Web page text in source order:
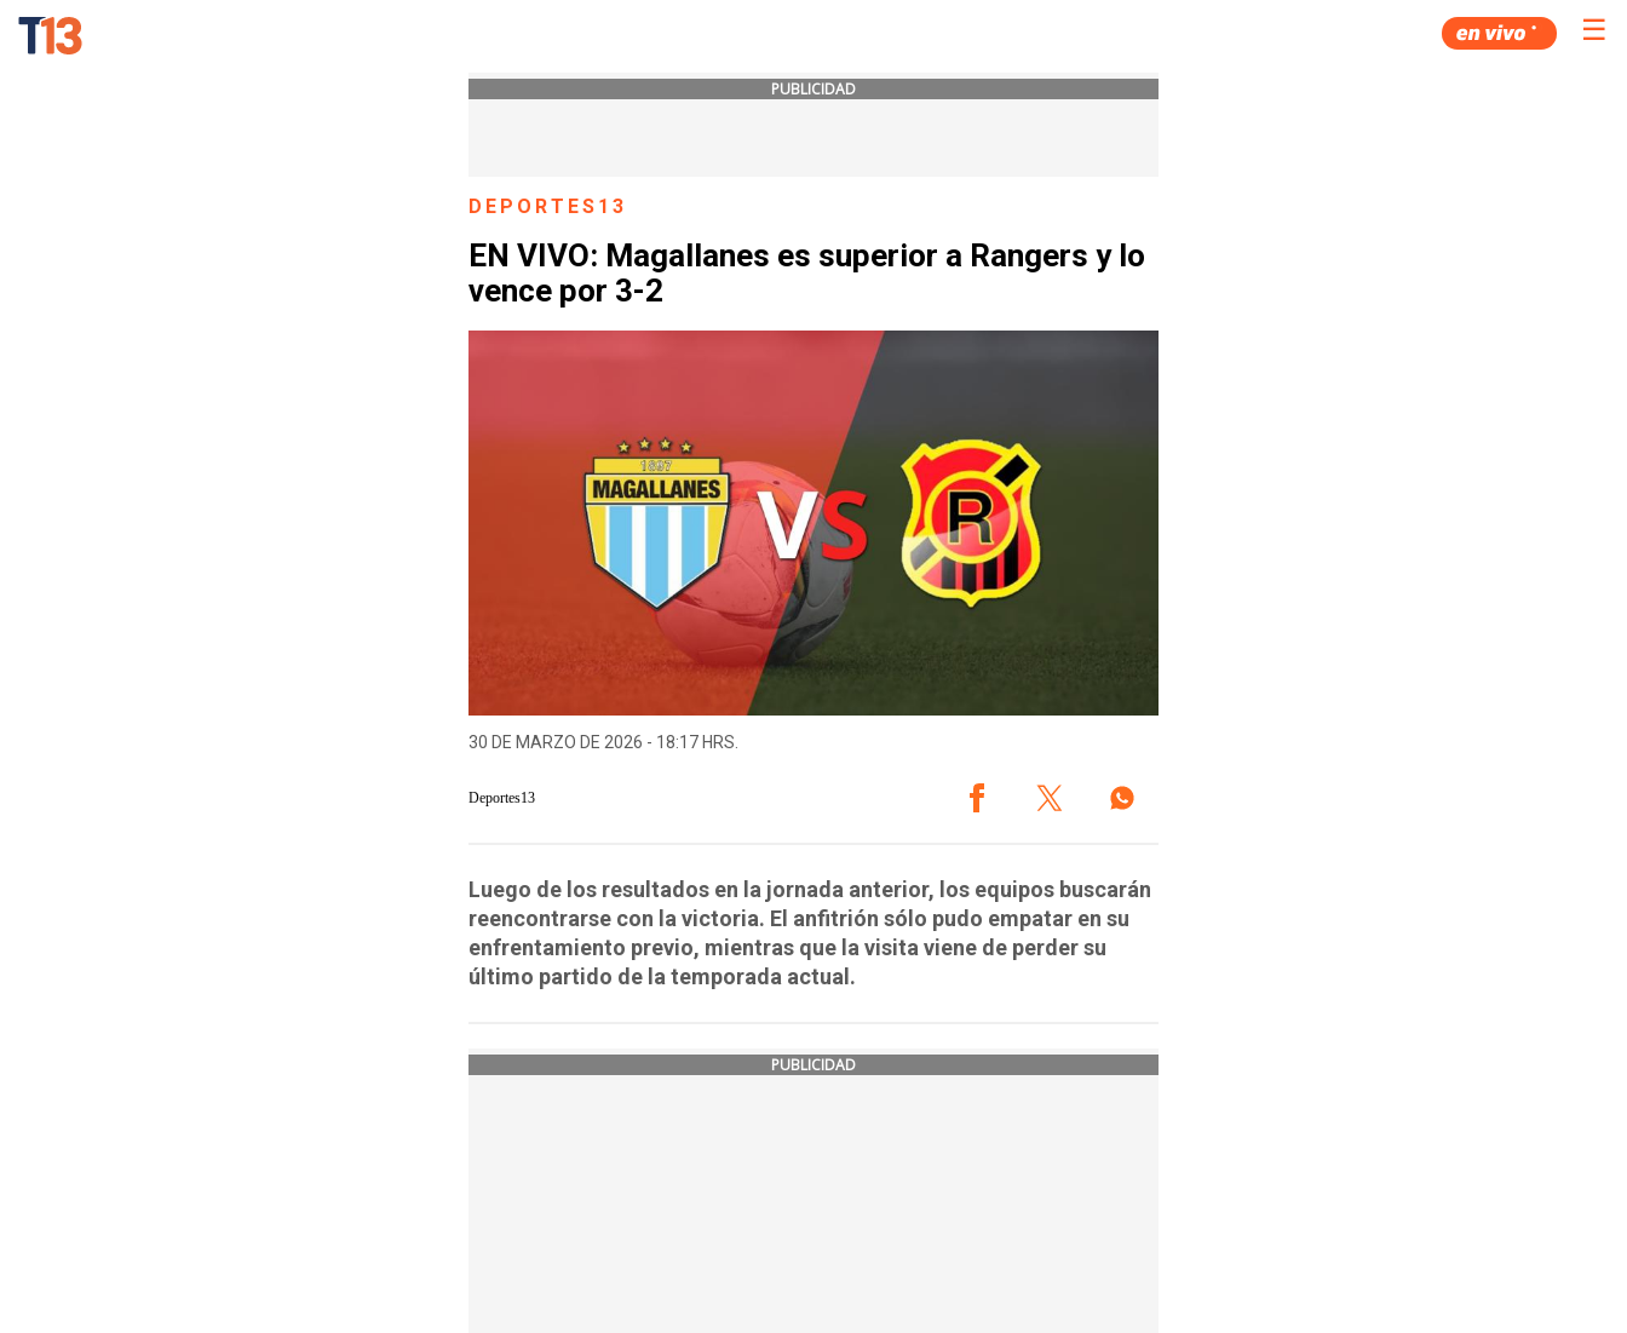
☰
PUBLICIDAD
DEPORTES13
EN VIVO: Magallanes es superior a Rangers y lo
vence por 3-2
30 DE MARZO DE 2026 - 18:17 HRS.
Deportes13
Luego de los resultados en la jornada anterior, los equipos buscarán
reencontrarse con la victoria. El anfitrión sólo pudo empatar en su
enfrentamiento previo, mientras que la visita viene de perder su
último partido de la temporada actual.
PUBLICIDAD